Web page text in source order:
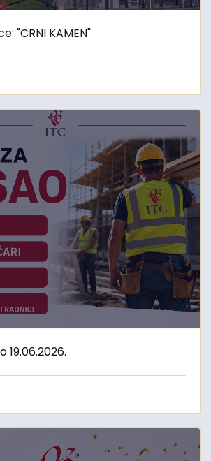
"CRNI KAMEN"
19.06.2026.